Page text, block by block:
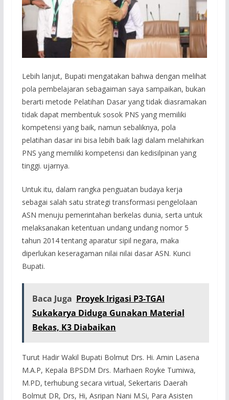
Lebih lanjut, Bupati mengatakan bahwa dengan melihat
pola pembelajaran sebagaiman saya sampaikan, bukan
berarti metode Pelatihan Dasar yang tidak diasramakan
tidak dapat membentuk sosok PNS yang memiliki
kompetensi yang baik, namun sebaliknya, pola
pelatihan dasar ini bisa lebih baik lagi dalam melahirkan
PNS yang memiliki kompetensi dan kedisilpinan yang
tinggi. ujarnya.
Untuk itu, dalam rangka penguatan budaya kerja
sebagai salah satu strategi transformasi pengelolaan
ASN menuju pemerintahan berkelas dunia, serta untuk
melaksanakan ketentuan undang undang nomor 5
tahun 2014 tentang aparatur sipil negara, maka
diperlukan keseragaman nilai nilai dasar ASN. Kunci
Bupati.
Baca Juga Proyek Irigasi P3-TGAI
Sukakarya Diduga Gunakan Material
Bekas, K3 Diabaikan
Turut Hadir Wakil Bupati Bolmut Drs. Hi. Amin Lasena
M.A.P, Kepala BPSDM Drs. Marhaen Royke Tumiwa,
M.PD, terhubung secara virtual, Sekertaris Daerah
Bolmut DR, Drs, Hi, Asripan Nani M.Si, Para Asisten